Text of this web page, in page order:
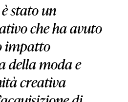
stato un
che ha avuto
impatto
della moda e
creativa